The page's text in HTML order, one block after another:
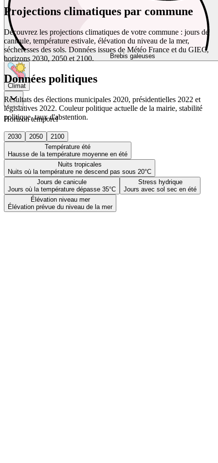
Brebis galeuses
Climat
Horizon temporel
2030 2050
2100
Température été
Hausse de la température moyenne en été
Nuits tropicales
Nuits où la température ne descend pas sous 20°C
Jours de canicule
Jours où la température dépasse 35°C
Stress hydrique
Jours avec sol sec en été
Élévation niveau mer
Élévation prévue du niveau de la mer
Projections climatiques par commune
Découvrez les projections climatiques de votre commune : jours de
canicule, température estivale, élévation du niveau de la mer,
sécheresses des sols. Données issues de Météo France et du GIEC,
horizons 2030, 2050 et 2100.
Données politiques
Résultats des élections municipales 2020, présidentielles 2022 et
législatives 2022. Couleur politique actuelle de la mairie, stabilité
politique, taux d'abstention.